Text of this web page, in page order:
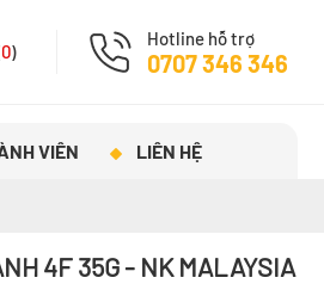
0)
Hotline hỗ trợ
0707 346 346
VIÊN LIÊN HỆ
4F 35G - NK MALAYSIA